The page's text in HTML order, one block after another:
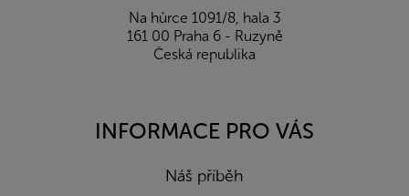
Na hůrce 1091/8, hala 3
161 00 Praha 6 - Ruzyně
Česká republika
INFORMACE PRO VÁS
Náš příběh